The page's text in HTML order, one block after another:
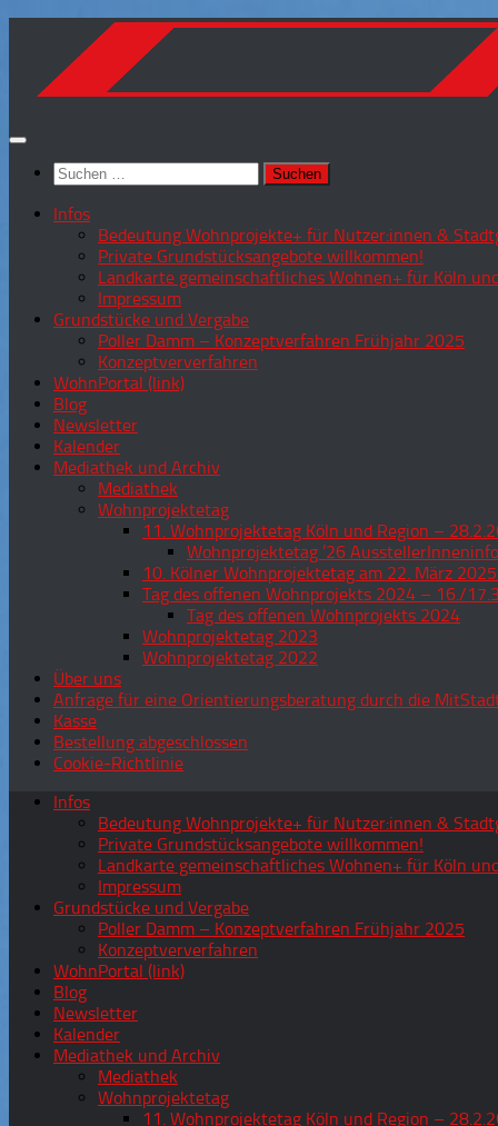
springen
Suchen
nach:
Infos
Bedeutung Wohnprojekte+ für Nutzer:innen &
Private Grundstücksangebote willkommen!
Landkarte gemeinschaftliches Wohnen+ für Köln
Impressum
Grundstücke und Vergabe
Poller Damm – Konzeptverfahren Frühjahr 2025
Konzeptververfahren
WohnPortal (link)
Blog
Newsletter
Kalender
Mediathek und Archiv
Mediathek
Wohnprojektetag
11. Wohnprojektetag Köln und Region –
Wohnprojektetag ’26 AusstellerInneninfo
10. Kölner Wohnprojektetag am 22. März
Tag des offenen Wohnprojekts 2024 – 16./
Tag des offenen Wohnprojekts 2024
Wohnprojektetag 2023
Wohnprojektetag 2022
Über uns
Anfrage für eine Orientierungsberatung durch die
Kasse
Bestellung abgeschlossen
Cookie-Richtlinie
Infos
Bedeutung Wohnprojekte+ für Nutzer:innen &
Private Grundstücksangebote willkommen!
Landkarte gemeinschaftliches Wohnen+ für Köln
Impressum
Grundstücke und Vergabe
Poller Damm – Konzeptverfahren Frühjahr 2025
Konzeptververfahren
WohnPortal (link)
Blog
Newsletter
Kalender
Mediathek und Archiv
Mediathek
Wohnprojektetag
11. Wohnprojektetag Köln und Region –